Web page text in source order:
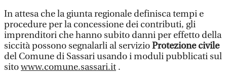
In attesa che la giunta regionale definisca tempi e
procedure per la concessione dei contributi, gli
imprenditori che hanno subito danni per effetto della
siccità possono segnalarli al servizioProtezione civile
del Comune di Sassari usando i moduli pubblicati sul
sitowww.comune.sassari.it .